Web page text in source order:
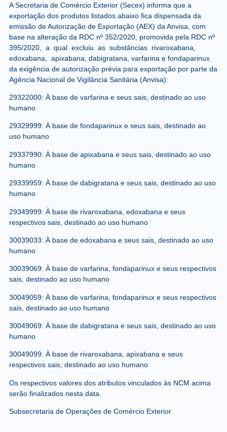
A Secretaria de Comércio Exterior (Secex) informa que a
exportação dos produtos listados abaixo fica dispensada da
emissão de Autorização de Exportação (AEX) da Anvisa, com
base na alteração da RDC nº 352/2020, promovida pela RDC nº
395/2020, a qual excluiu as substâncias rivaroxabana,
edoxabana, apixabana, dabigratana, varfarina e fondaparinux
da exigência de autorização prévia para exportação por parte da
Agência Nacional de Vigilância Sanitária (Anvisa):
29322000: À base de varfarina e seus sais, destinado ao uso
humano
29329999: À base de fondaparinux e seus sais, destinado ao
uso humano
29337990: À base de apixabana e seus sais, destinado ao uso
humano
29339959: À base de dabigratana e seus sais, destinado ao uso
humano
29349999: À base de rivaroxabana, edoxabana e seus
respectivos sais, destinado ao uso humano
30039033: À base de edoxabana e seus sais, destinado ao uso
humano
30039069: À base de varfarina, fondaparinux e seus respectivos
sais, destinado ao uso humano
30049059: À base de varfarina, fondaparinux e seus respectivos
sais, destinado ao uso humano
30049069: À base de dabigratana e seus sais, destinado ao uso
humano
30049099: À base de rivaroxabana, apixabana e seus
respectivos sais, destinado ao uso humano
Os respectivos valores dos atributos vinculados às NCM acima
serão finalizados nesta data.
Subsecretaria de Operações de Comércio Exterior